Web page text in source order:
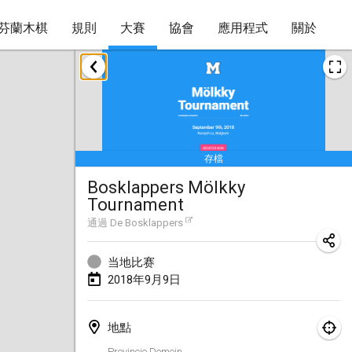
蘭木棋 規則 大賽 協會 應用程式 關於
存檔
Bosklappers Mölkky
Tournament
通過 De Bosklappers
当地比赛
2018年9月9日
地點
2018年1月
Open des rois de Mölkky
2018年1月21日|法國
Individuel du Garo
2018年1月21日|法國
Tournoi d'Hiver
2018年1月27日|法國